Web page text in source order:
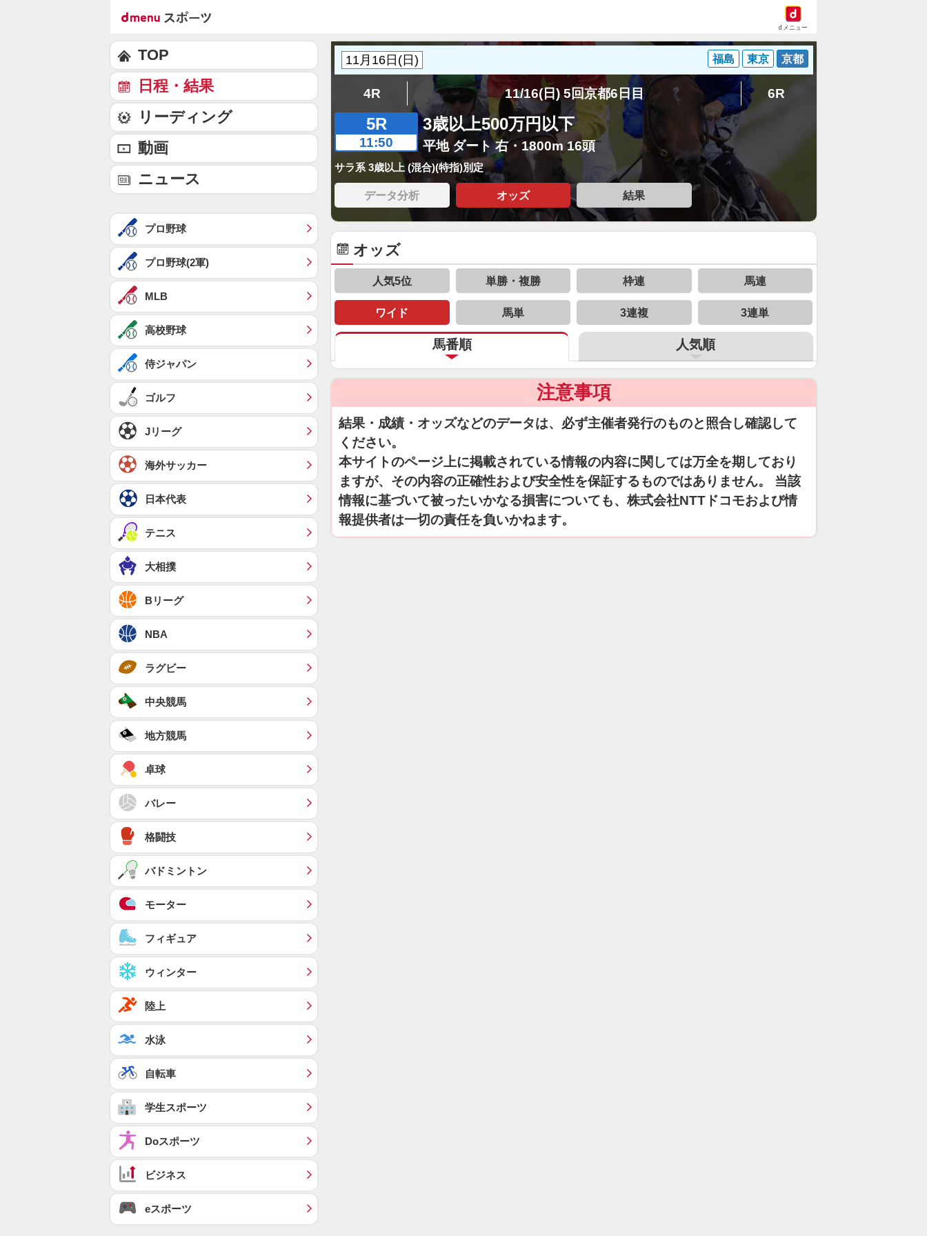
dメニュー
福島 東京 京都
4R 11/16(日) 5回京都6日目 6R
5R
11:50
3歳以上500万円以下
平地 ダート 右・1800m 16頭
サラ系 3歳以上 (混合)(特指)別定
データ分析 オッズ 結果
オッズ
人気5位 単勝・複勝 枠連 馬連
ワイド 馬単 3連複 3連単
馬番順 人気順
注意事項
結果・成績・オッズなどのデータは、必ず主催者発行のものと照合し確認して
ください。
本サイトのページ上に掲載されている情報の内容に関しては万全を期しており
ますが、その内容の正確性および安全性を保証するものではありません。 当該
情報に基づいて被ったいかなる損害についても、株式会社NTTドコモおよび情
報提供者は一切の責任を負いかねます。
TOP
日程・結果
リーディング
動画
ニュース
プロ野球
プロ野球(2軍)
MLB
高校野球
侍ジャパン
ゴルフ
Jリーグ
海外サッカー
日本代表
テニス
大相撲
Bリーグ
NBA
ラグビー
中央競馬
地方競馬
卓球
バレー
格闘技
バドミントン
モーター
フィギュア
ウィンター
陸上
水泳
自転車
学生スポーツ
Doスポーツ
ビジネス
eスポーツ